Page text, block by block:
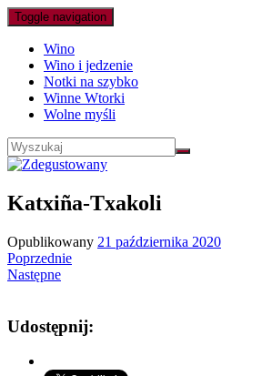
Toggle navigation
Wino
Wino i jedzenie
Notki na szybko
Winne Wtorki
Wolne myśli
Katxiña-Txakoli
Opublikowany 21 października 2020
Poprzednie
Następne
Udostępnij: